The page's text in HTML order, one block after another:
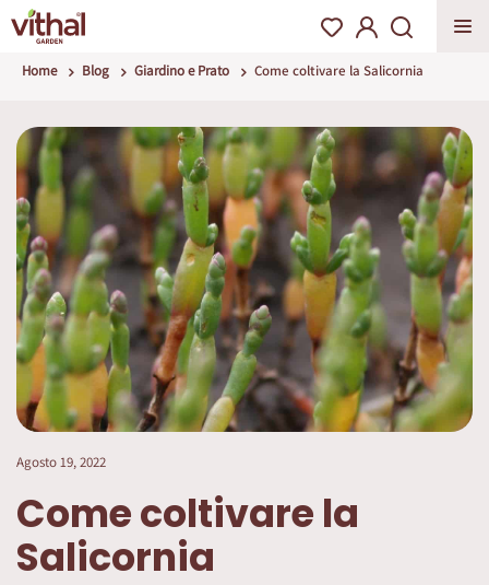
Home Blog Giardino e Prato Come coltivare la Salicornia
Agosto 19, 2022
Come coltivare la
Salicornia